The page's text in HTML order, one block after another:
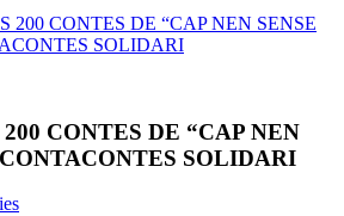
200 CONTES DE “CAP NEN SENSE
SOLIDARI
CONTES DE “CAP NEN
SOLIDARI